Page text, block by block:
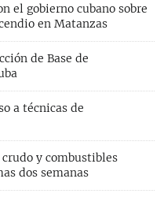
el gobierno cubano sobre
en Matanzas
de Base de
a técnicas de
y combustibles
dos semanas